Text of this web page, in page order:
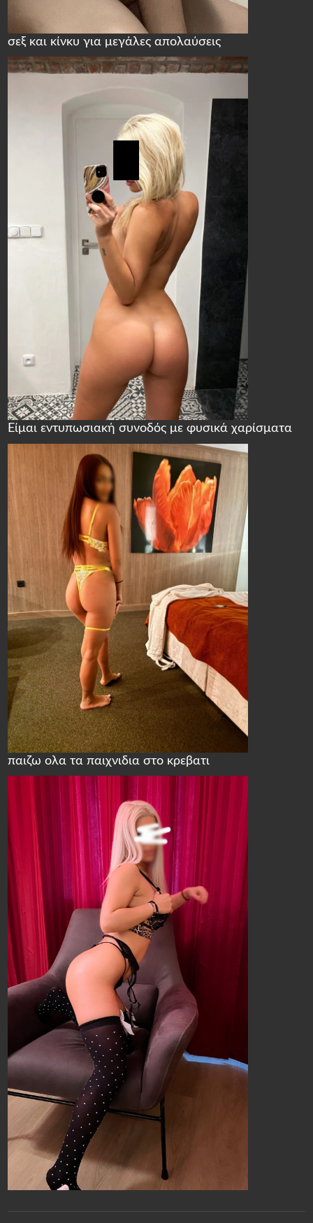
σεξ και κίνκυ για μεγάλες απολαύσεις
Είμαι εντυπωσιακή συνοδός με φυσικά χαρίσματα
παιζω ολα τα παιχνιδια στο κρεβατι